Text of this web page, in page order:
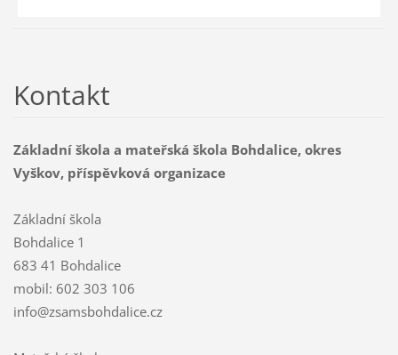
Kontakt
Základní škola a mateřská škola Bohdalice, okres
Vyškov, příspěvková organizace
Základní škola
Bohdalice 1
683 41 Bohdalice
mobil: 602 303 106
info@zsamsbohdalice.cz